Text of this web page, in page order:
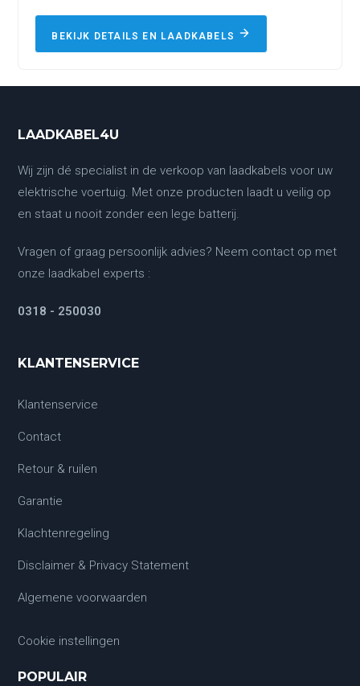
BEKIJK DETAILS EN LAADKABELS
LAADKABEL4U
Wij zijn dé specialist in de verkoop van laadkabels voor uw
elektrische voertuig. Met onze producten laadt u veilig op
en staat u nooit zonder een lege batterij.
Vragen of graag persoonlijk advies? Neem contact op met
onze laadkabel experts :
0318 - 250030
KLANTENSERVICE
Klantenservice
Contact
Retour & ruilen
Garantie
Klachtenregeling
Disclaimer & Privacy Statement
Algemene voorwaarden
Cookie instellingen
POPULAIR